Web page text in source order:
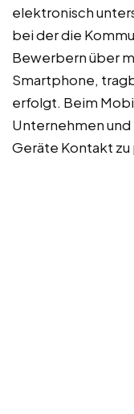
elektronisch
bei der die
Bewerbern über
Smartphone,
erfolgt. Beim
Unternehmen
Geräte Kontakt